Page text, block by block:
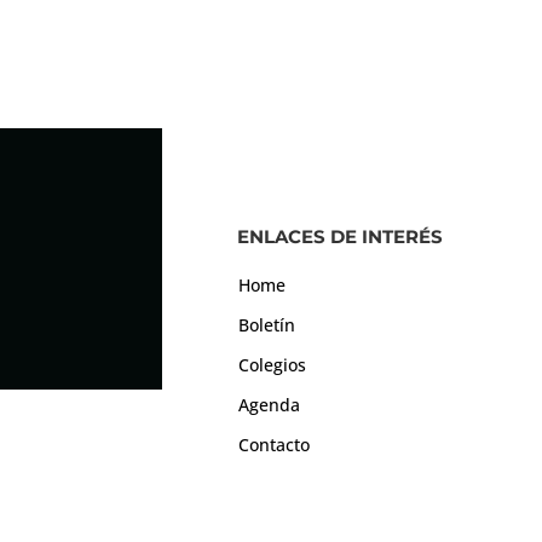
ENLACES DE INTERÉS
Home
Boletín
Colegios
Agenda
Contacto